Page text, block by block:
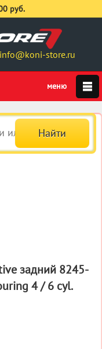
info@koni-store.ru
руб.
задний 8245-
4 / 6 cyl.